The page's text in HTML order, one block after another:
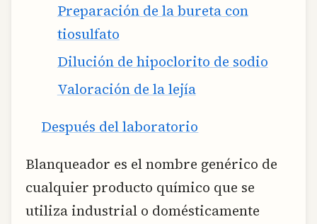
Preparación de la bureta con
tiosulfato
Dilución de hipoclorito de sodio
Valoración de la lejía
Después del laboratorio
Blanqueador es el nombre genérico de
cualquier producto químico que se
utiliza industrial o domésticamente